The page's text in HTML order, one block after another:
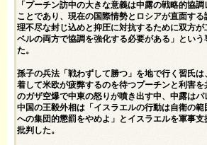
「プーチン訪中の大きな意義は中露の戦略的協
ことであり、現在の国際情勢とロシアが直面す
理不尽な封じ込めと抑圧に対抗するために双方が
ベルの両方で協調を強化する必要がある」という
た。
孫子の兵法「戦わずして勝つ」を地で行く習氏
着して米欧が疲弊するのを待つプーチンと利害
のガザ空爆で中東の怒りが噴き出す中、中露はパ
中国の王毅外相は「イスラエルの行動は自衛の
への集団的懲罰をやめよ」とイスラエルを軍事
批判した。